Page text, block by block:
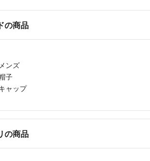
の商品
ンズ
子
ャップ
の商品